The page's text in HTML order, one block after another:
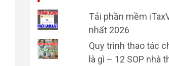
Tải phần mềm
nhất 2026
Quy trình thao tác
là gì – 12 SOP nhà